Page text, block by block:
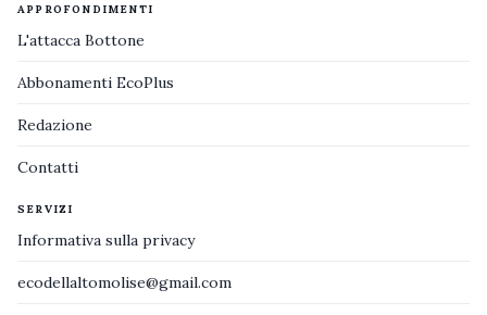
APPROFONDIMENTI
L'attacca Bottone
Abbonamenti EcoPlus
Redazione
Contatti
SERVIZI
Informativa sulla privacy
ecodellaltomolise@gmail.com